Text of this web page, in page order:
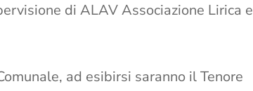
di ALAV Associazione Lirica e
ad esibirsi saranno il Tenore